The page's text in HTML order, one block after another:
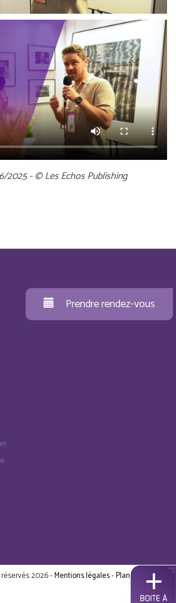
2025 - © Les Echos Publishing
Prendre rendez-vous
2026 -Mentions légales-Plan du site